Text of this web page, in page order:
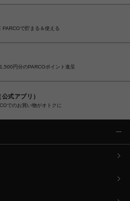
で貯まる＆使える
円分のPARCOポイント進呈
式アプリ）
でのお買い物がオトクに